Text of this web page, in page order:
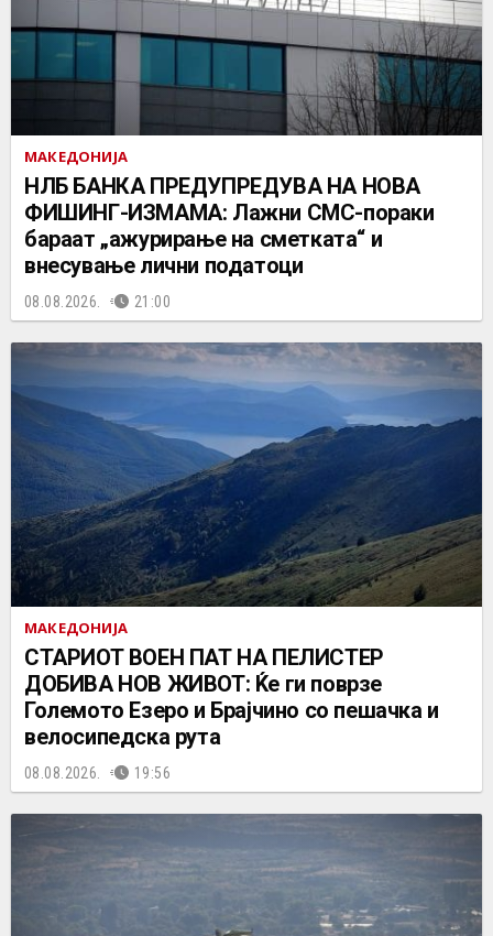
МАКЕДОНИЈА
НЛБ БАНКА ПРЕДУПРЕДУВА НА НОВА
ФИШИНГ-ИЗМАМА: Лажни СМС-пораки
бараат „ажурирање на сметката“ и
внесување лични податоци
08.08.2026. 21:00
МАКЕДОНИЈА
СТАРИОТ ВОЕН ПАТ НА ПЕЛИСТЕР
ДОБИВА НОВ ЖИВОТ: Ќе ги поврзе
Големото Езеро и Брајчино со пешачка и
велосипедска рута
08.08.2026. 19:56